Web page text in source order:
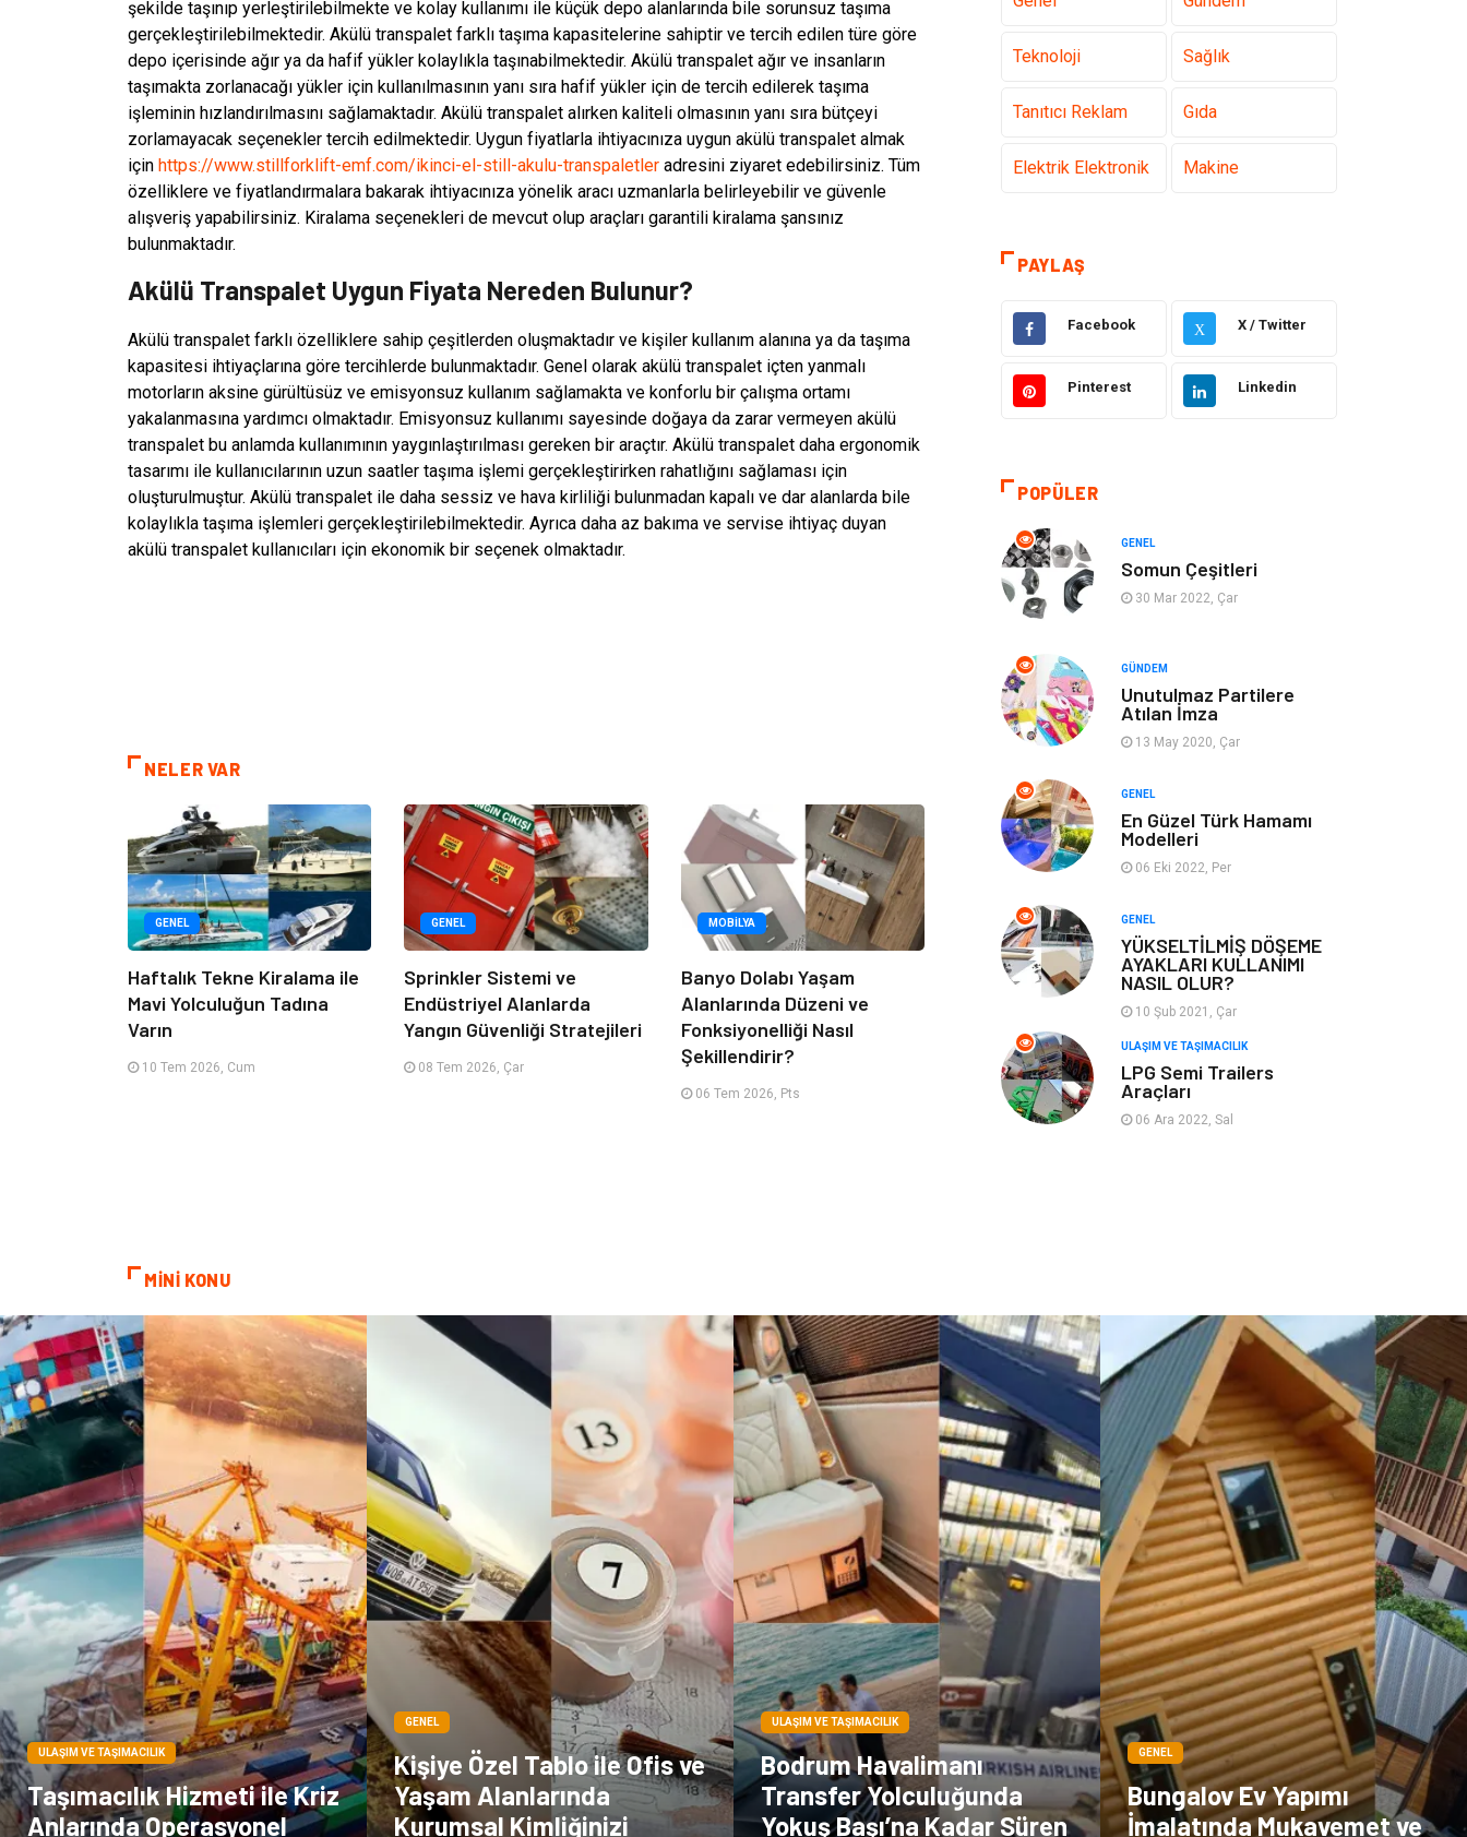
şekilde taşınıp yerleştirilebilmekte ve kolay kullanımı ile küçük depo alanlarında bile sorunsuz taşıma
gerçekleştirilebilmektedir. Akülü transpalet farklı taşıma kapasitelerine sahiptir ve tercih edilen türe göre
depo içerisinde ağır ya da hafif yükler kolaylıkla taşınabilmektedir. Akülü transpalet ağır ve insanların
taşımakta zorlanacağı yükler için kullanılmasının yanı sıra hafif yükler için de tercih edilerek taşıma
işleminin hızlandırılmasını sağlamaktadır. Akülü transpalet alırken kaliteli olmasının yanı sıra bütçeyi
zorlamayacak seçenekler tercih edilmektedir. Uygun fiyatlarla ihtiyacınıza uygun akülü transpalet almak
için https://www.stillforklift-emf.com/ikinci-el-still-akulu-transpaletler adresini ziyaret edebilirsiniz. Tüm
özelliklere ve fiyatlandırmalara bakarak ihtiyacınıza yönelik aracı uzmanlarla belirleyebilir ve güvenle
alışveriş yapabilirsiniz. Kiralama seçenekleri de mevcut olup araçları garantili kiralama şansınız
bulunmaktadır.
Akülü Transpalet Uygun Fiyata Nereden Bulunur?
Akülü transpalet farklı özelliklere sahip çeşitlerden oluşmaktadır ve kişiler kullanım alanına ya da taşıma
kapasitesi ihtiyaçlarına göre tercihlerde bulunmaktadır. Genel olarak akülü transpalet içten yanmalı
motorların aksine gürültüsüz ve emisyonsuz kullanım sağlamakta ve konforlu bir çalışma ortamı
yakalanmasına yardımcı olmaktadır. Emisyonsuz kullanımı sayesinde doğaya da zarar vermeyen akülü
transpalet bu anlamda kullanımının yaygınlaştırılması gereken bir araçtır. Akülü transpalet daha ergonomik
tasarımı ile kullanıcılarının uzun saatler taşıma işlemi gerçekleştirirken rahatlığını sağlaması için
oluşturulmuştur. Akülü transpalet ile daha sessiz ve hava kirliliği bulunmadan kapalı ve dar alanlarda bile
kolaylıkla taşıma işlemleri gerçekleştirilebilmektedir. Ayrıca daha az bakıma ve servise ihtiyaç duyan
akülü transpalet kullanıcıları için ekonomik bir seçenek olmaktadır.
NELER VAR
GENEL
Haftalık Tekne Kiralama ile
Mavi Yolculuğun Tadına
Varın
10 Tem 2026, Cum
GENEL
Sprinkler Sistemi ve
Endüstriyel Alanlarda
Yangın Güvenliği Stratejileri
08 Tem 2026, Çar
MOBILYA
Banyo Dolabı Yaşam
Alanlarında Düzeni ve
Fonksiyonelliği Nasıl
Şekillendirir?
06 Tem 2026, Pts
Teknoloji Sağlık
Tanıtıcı Reklam Gıda
Elektrik Elektronik Makine
Alışveriş
Emlak
Organizasyon Mobilya
Tekstil
Tatil Finans & Ekonomi
Turizm
Aksesuar Eğitim Kurumları
Ambalaj Eğlence
Pazarlama
Servisleri
Kültür Telekomünikasyon
Birlikler
İnternet
Tarım &
Hayvancılık
Endüstriyel
Ürünler
PAYLAŞ
Facebook X X / Twitter
Pinterest Linkedin
POPÜLER
GENEL
Somun Çeşitleri
30 Mar 2022, Çar
GÜNDEM
Unutulmaz Partilere
Atılan İmza
13 May 2020, Çar
GENEL
En Güzel Türk Hamamı
Modelleri
06 Eki 2022, Per
GENEL
YÜKSELTİLMİŞ DÖŞEME
AYAKLARI KULLANIMI
NASIL OLUR?
10 Şub 2021, Çar
ULAŞIM VE TAŞIMACILIK
LPG Semi Trailers
Araçları
06 Ara 2022, Sal
MİNİ KONU
ULAŞIM VE TAŞIMACILIK
Taşımacılık Hizmeti ile Kriz
Anlarında Operasyonel
GENEL
Kişiye Özel Tablo ile Ofis ve
Yaşam Alanlarında
Kurumsal Kimliğinizi
ULAŞIM VE TAŞIMACILIK
Bodrum Havalimanı
Transfer Yolculuğunda
Yokuş Başı’na Kadar Süren
GENEL
Bungalov Ev Yapımı
İmalatında Mukavemet ve